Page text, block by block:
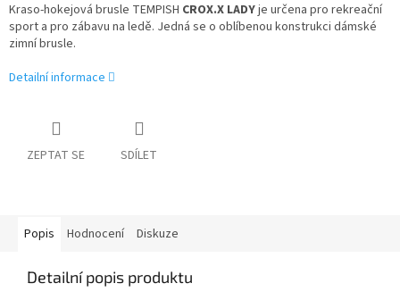
Kraso-hokejová brusle TEMPISH CROX.X LADYje určena pro rekreační
sport a pro zábavu na ledě. Jedná se o oblíbenou konstrukci dámské
zimní brusle.
Detailní informace
ZEPTAT SE SDÍLET
Popis Hodnocení Diskuze
Detailní popis produktu